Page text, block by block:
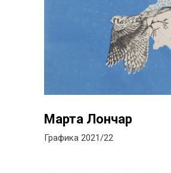
Марта Лончар
Графика 2021/22